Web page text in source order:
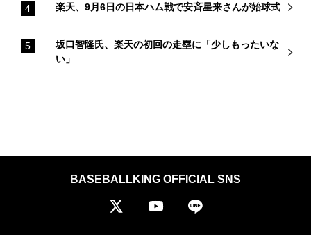
楽天、9月6日の日本ハム戦で安斉星来さんが始球式
坂口智隆氏、楽天の初回の走塁に「少しもったいな
い」
BASEBALLKING OFFICIAL SNS